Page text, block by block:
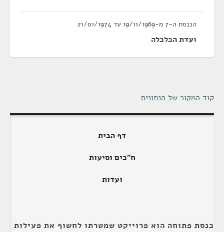
הכנסת ה-7 מ-19/11/1969 עד 21/01/1974
ועדת הכלכלה
קוד המקור של הנתונים
דף הבית
ח"כים וסיעות
ועדות
כנסת פתוחה הוא פרוייקט שמטרתו לחשוף את פעילות